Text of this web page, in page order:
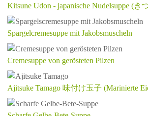
Kitsune Udon - japanische Nudelsuppe (き
Spargelcremesuppe mit Jakobsmuscheln
Cremesuppe von gerösteten Pilzen
Ajitsuke Tamago 味付け玉子 (Marinierte